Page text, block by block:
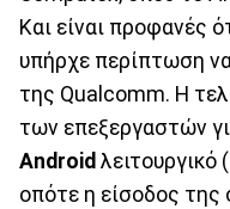
Και είναι προφανές
υπήρχε περίπτωση
της Qualcomm. Η
των επεξεργαστών
Android
οπότε η είσοδος της